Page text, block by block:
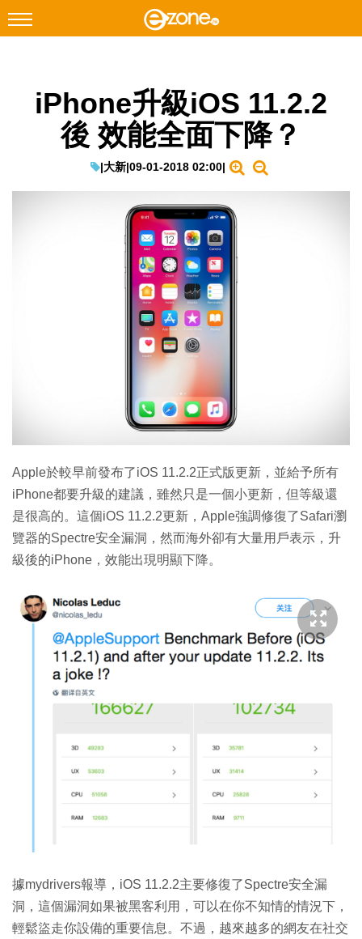
Facebook Instagram
遊戲動漫
Enterprise Digital Transformation
iPhone升級iOS 11.2.2
後 效能全面下降？
|大新|09-01-2018 02:00|
Apple於較早前發布了iOS 11.2.2正式版更新，並給予所有
iPhone都要升級的建議，雖然只是一個小更新，但等級還
是很高的。這個iOS 11.2.2更新，Apple強調修復了Safari瀏
覽器的Spectre安全漏洞，然而海外卻有大量用戶表示，升
級後的iPhone，效能出現明顯下降。
據mydrivers報導，iOS 11.2.2主要修復了Spectre安全漏
洞，這個漏洞如果被黑客利用，可以在你不知情的情況下，
輕鬆盜走你設備的重要信息。不過，越來越多的網友在社交